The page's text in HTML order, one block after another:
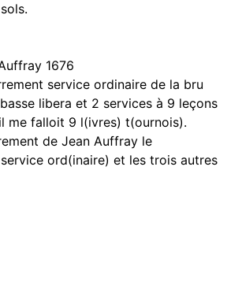
1676
service ordinaire de la bru
libera et 2 services à 9 leçons
me falloit 9 l(ivres) t(ournois).
de Jean Auffray le
ord(inaire) et les trois autres